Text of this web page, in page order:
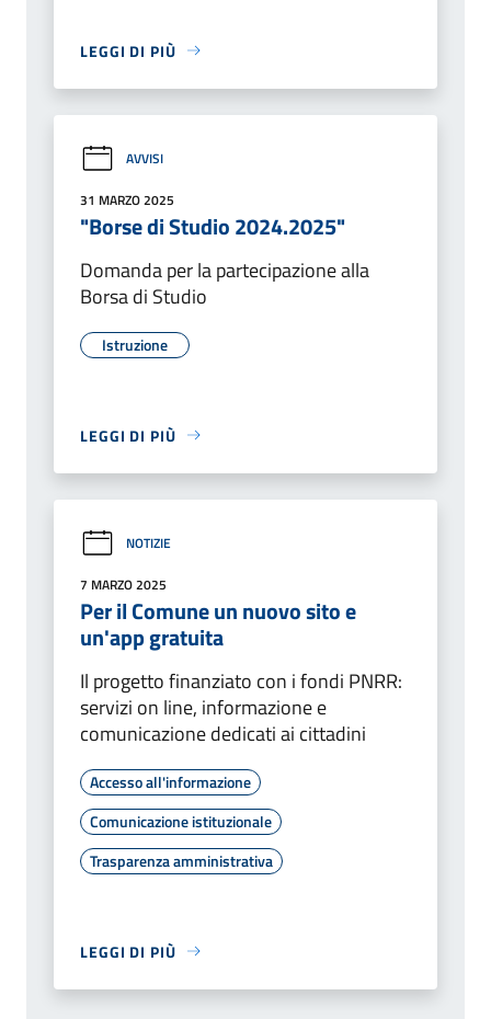
LEGGI DI PIÙ
AVVISI
31 MARZO 2025
"Borse di Studio 2024.2025"
Domanda per la partecipazione alla
Borsa di Studio
Istruzione
LEGGI DI PIÙ
NOTIZIE
7 MARZO 2025
Per il Comune un nuovo sito e
un'app gratuita
Il progetto finanziato con i fondi PNRR:
servizi on line, informazione e
comunicazione dedicati ai cittadini
Accesso all'informazione
Comunicazione istituzionale
Trasparenza amministrativa
LEGGI DI PIÙ